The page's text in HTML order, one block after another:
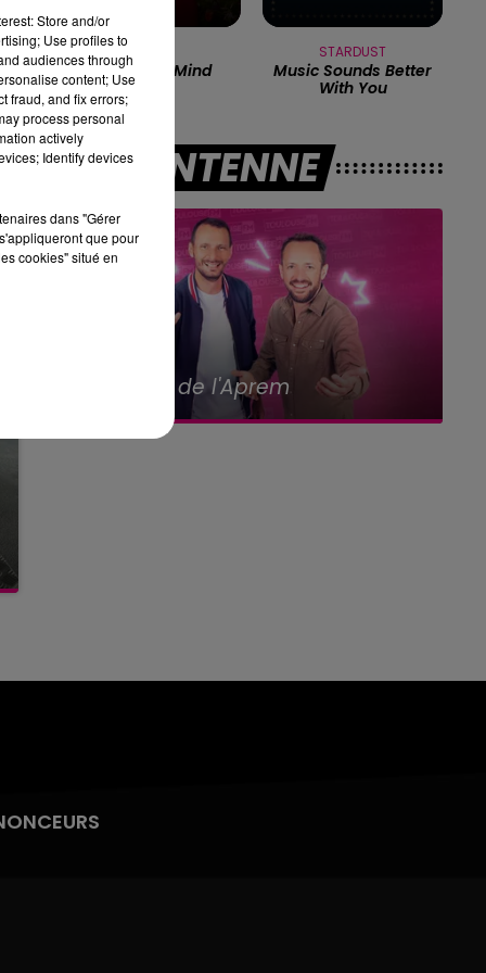
One Track Mind
STARDUST
Music Sounds Better
With You
A L'ANTENNE
Le Plein de Hits
Store and/or
Use profiles to
audiences through
content; Use
fraud, and fix errors;
process personal
actively
Identify devices
dans "Gérer
que pour
cookies" situé en